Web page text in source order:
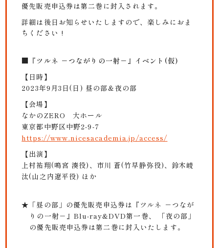
優先販売申込券は第二巻に封入されます。
詳細は後日お知らせいたしますので、楽しみにおま
ちください !
■『ツルネ －つながりの一射－』イベント(仮)
【日時】
2023年9月3日(日) 昼の部＆夜の部
【会場】
なかのZERO 大ホール
東京都中野区中野2-9-7
https://www.nicesacademia.jp/access/
【出演】
上村祐翔(鳴宮 湊役)、市川 蒼(竹早静弥役)、鈴木崚
汰(山之内遼平役) ほか
★「昼の部」の優先販売申込券は『ツルネ －つなが
りの一射－』Blu-ray&DVD第一巻、
「夜の部」
の優先販売申込券は第二巻に封入いたします。